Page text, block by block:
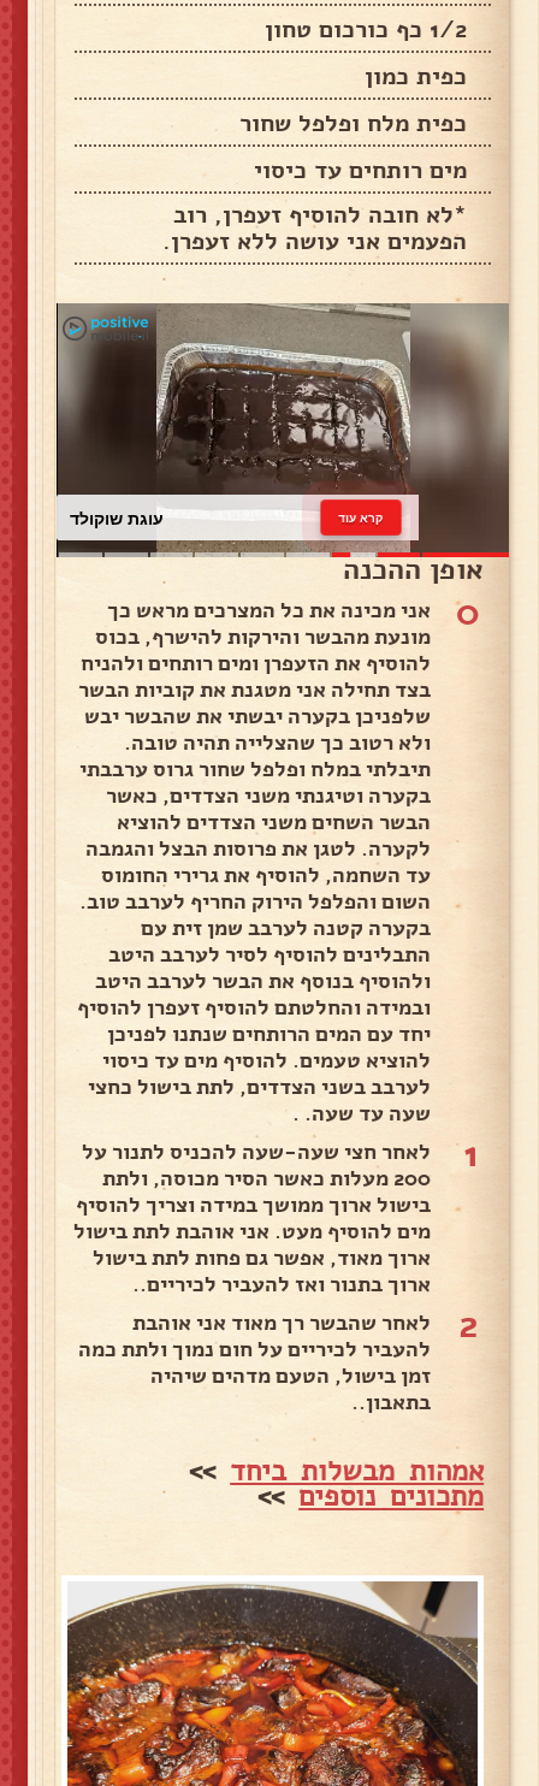
1/2 כף כורכום טחון
כפית כמון
כפית מלח ופלפל שחור
מים רותחים עד כיסוי
*לא חובה להוסיף זעפרן, רוב
הפעמים אני עושה ללא זעפרן.
עוגת שוקולד קרא עוד
אופן ההכנה
0
אני מכינה את כל המצרכים מראש כך
מונעת מהבשר והירקות להישרף, בכוס
להוסיף את הזעפרן ומים רותחים ולהניח
בצד תחילה אני מטגנת את קוביות הבשר
שלפניכן בקערה יבשתי את שהבשר יבש
ולא רטוב כך שהצלייה תהיה טובה.
תיבלתי במלח ופלפל שחור גרוס ערבבתי
בקערה וטיגנתי משני הצדדים, כאשר
הבשר השחים משני הצדדים להוציא
לקערה. לטגן את פרוסות הבצל והגמבה
עד השחמה, להוסיף את גרירי החומוס
השום והפלפל הירוק החריף לערבב טוב.
בקערה קטנה לערבב שמן זית עם
התבלינים להוסיף לסיר לערבב היטב
ולהוסיף בנוסף את הבשר לערבב היטב
ובמידה והחלטתם להוסיף זעפרן להוסיף
יחד עם המים הרותחים שנתנו לפניכן
להוציא טעמים. להוסיף מים עד כיסוי
לערבב בשני הצדדים, לתת בישול כחצי
שעה עד שעה. .
1
לאחר חצי שעה-שעה להכניס לתנור על
200 מעלות כאשר הסיר מכוסה, ולתת
בישול ארוך ממושך במידה וצריך להוסיף
מים להוסיף מעט. אני אוהבת לתת בישול
ארוך מאוד, אפשר גם פחות לתת בישול
ארוך בתנור ואז להעביר לכיריים..
2
לאחר שהבשר רך מאוד אני אוהבת
להעביר לכיריים על חום נמוך ולתת כמה
זמן בישול, הטעם מדהים שיהיה
בתאבון..
אמהות מבשלות ביחד >>
מתכונים נוספים>>